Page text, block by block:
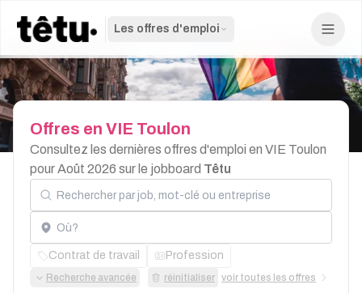
Les offres d'emploi
Offres en VIE Toulon
Consultez les dernières offres d'emploi en VIE Toulon
pour Août 2026 sur le jobboard Têtu
Rechercher par job, mot-clé ou entreprise
Localisation
Contrat de travail Profession
Recherche avancée réinitialiser voir toutes les offres